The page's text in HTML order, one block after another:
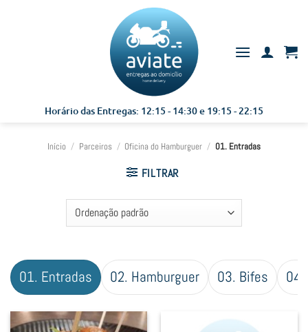
Horário das Entregas: 12:15 - 14:30 e 19:15 - 22:15
Início / Parceiros / Oficina do Hamburguer / 01. Entradas
FILTRAR
01. Entradas 02. Hamburguer 03. Bifes 04.